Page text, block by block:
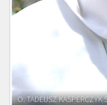
O. ADNRZEJ LEŚNIARA SJ